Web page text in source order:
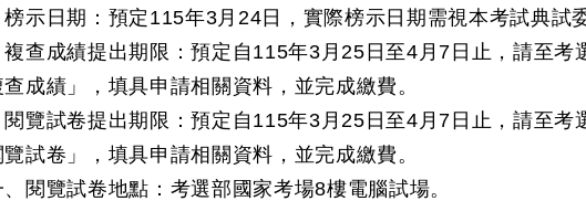
榜示日期：預定115年3月24日，實際榜示日期需視本考試典試
複查成績提出期限：預定自115年3月25日至4月7日止，請至
成績」，填具申請相關資料，並完成繳費。
閱覽試卷提出期限：預定自115年3月25日至4月7日止，請至
試卷」，填具申請相關資料，並完成繳費。
閱覽試卷地點：考選部國家考場8樓電腦試場。